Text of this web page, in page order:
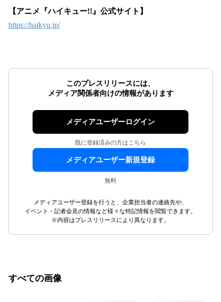
【アニメ『ハイキュー!!』公式サイト】
https://haikyu.jp/
このプレスリリースには、
メディア関係者向けの情報があります
メディアユーザーログイン
既に登録済みの方はこちら
メディアユーザー新規登録
無料
メディアユーザー登録を行うと、企業担当者の連絡先や、
イベント・記者会見の情報など様々な特記情報を閲覧できます。
※内容はプレスリリースにより異なります。
すべての画像